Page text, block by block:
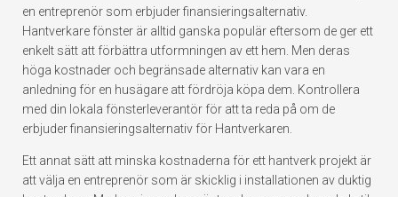
en entreprenör som erbjuder finansieringsalternativ.
Hantverkare fönster är alltid ganska populär eftersom de ger ett
enkelt sätt att förbättra utformningen av ett hem. Men deras
höga kostnader och begränsade alternativ kan vara en
anledning för en husägare att fördröja köpa dem. Kontrollera
med din lokala fönsterleverantör för att ta reda på om de
erbjuder finansieringsalternativ för Hantverkaren.
Ett annat sätt att minska kostnaderna för ett hantverk projekt är
att välja en entreprenör som är skicklig i installationen av duktig